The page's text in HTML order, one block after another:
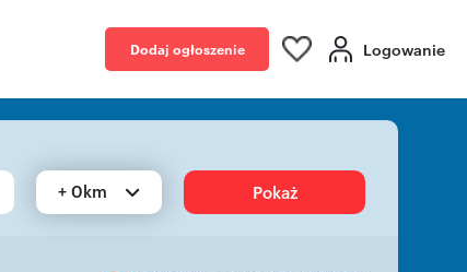
Dodaj ogłoszenie Logowanie
+ 0km Pokaż